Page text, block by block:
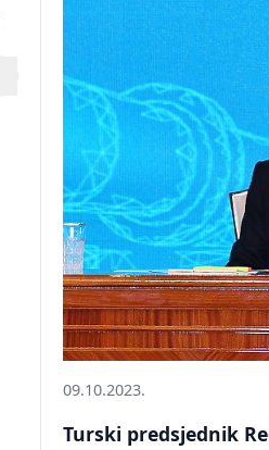
09.10.2023.
Turski predsjednik